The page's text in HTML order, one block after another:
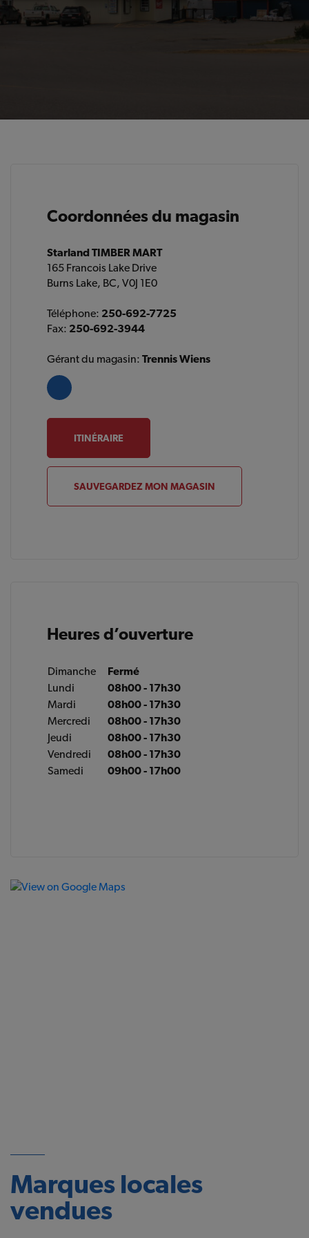
Coordonnées du magasin
Starland TIMBER MART
165 Francois Lake Drive
Burns Lake, BC, V0J 1E0
Téléphone: 250-692-7725
Fax: 250-692-3944
Gérant du magasin:Trennis Wiens
ITINÉRAIRE
SAUVEGARDEZ MON MAGASIN
Heures d’ouverture
Dimanche
Fermé
Lundi
08h00 - 17h30
Mardi
08h00 - 17h30
Mercredi
08h00 - 17h30
Jeudi
08h00 - 17h30
Vendredi
08h00 - 17h30
Samedi
09h00 - 17h00
Marques locales
vendues